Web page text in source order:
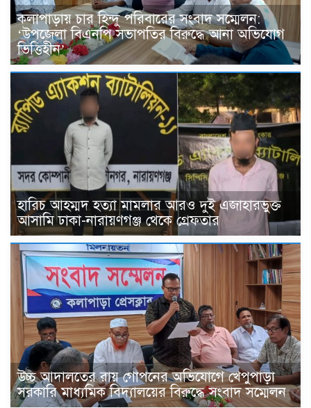
কলাপাড়ায় চার হিন্দু পরিবারের সংবাদ সম্মেলন:
‘উপজেলা বিএনপি সভাপতির বিরুদ্ধে আনা অভিযোগ
ভিত্তিহীন’
হারিচ আহম্মদ হত্যা মামলার আরও দুই এজাহারভুক্ত
আসামি ঢাকা-নারায়ণগঞ্জ থেকে গ্রেফতার
উচ্চ আদালতের রায় গোপনের অভিযোগে খেপুপাড়া
সরকারি মাধ্যমিক বিদ্যালয়ের বিরুদ্ধে সংবাদ সম্মেলন